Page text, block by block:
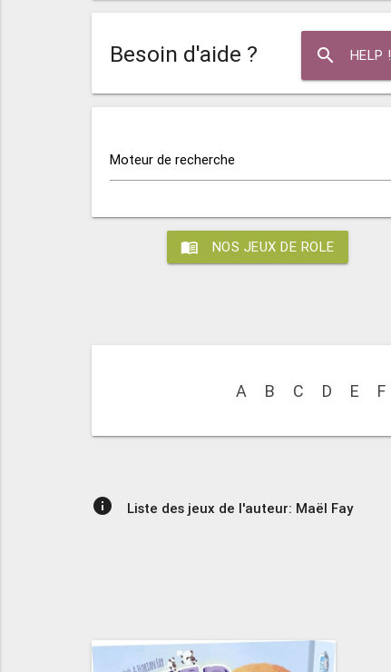
search HELP !
Besoin d'aide ?
Moteur de recherche
menu_book NOS JEUX DE ROLE
A B C D E F
info Liste des jeux de l'auteur: Maël Fay